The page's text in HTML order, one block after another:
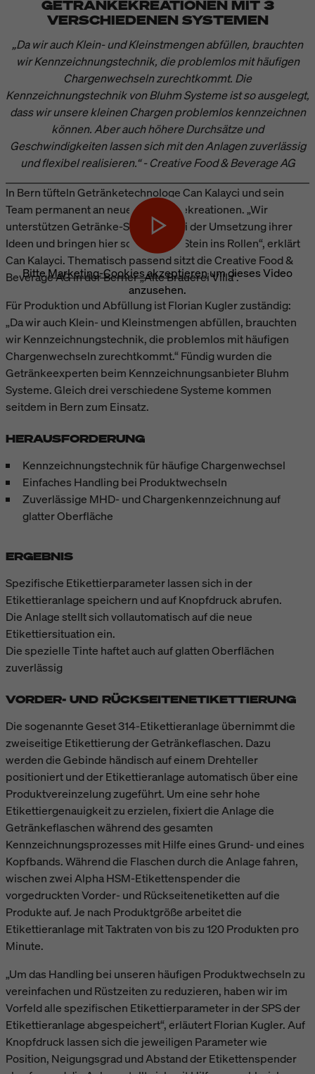
GETRÄNKEKREATIONEN MIT 3
VERSCHIEDENEN SYSTEMEN
„Da wir auch Klein- und Kleinstmengen abfüllen, brauchten
wir Kennzeichnungstechnik, die problemlos mit häufigen
Chargenwechseln zurechtkommt. Die
Kennzeichnungstechnik von Bluhm Systeme ist so ausgelegt,
dass wir unsere kleinen Chargen problemlos kennzeichnen
können. Aber auch höhere Durchsätze und
Geschwindigkeiten lassen sich mit den Anlagen zuverlässig
und flexibel realisieren.“ - Creative Food & Beverage AG
BitteMarketing-Cookies akzeptierenum dieses Video
anzusehen.
In Bern tüfteln Getränketechnologe Can Kalayci und sein
Team permanent an neuen Getränkekreationen. „Wir
unterstützen Getränke-Start-ups bei der Umsetzung ihrer
Ideen und bringen hier so manchen Stein ins Rollen“, erklärt
Can Kalayci. Thematisch passend sitzt die Creative Food &
Beverage AG in der Berner „Alte Brauerei Villa“.
Für Produktion und Abfüllung ist Florian Kugler zuständig:
„Da wir auch Klein- und Kleinstmengen abfüllen, brauchten
wir Kennzeichnungstechnik, die problemlos mit häufigen
Chargenwechseln zurechtkommt.“ Fündig wurden die
Getränkeexperten beim Kennzeichnungsanbieter Bluhm
Systeme. Gleich drei verschiedene Systeme kommen
seitdem in Bern zum Einsatz.
HERAUSFORDERUNG
Kennzeichnungstechnik für häufige Chargenwechsel
Einfaches Handling bei Produktwechseln
Zuverlässige MHD- und Chargenkennzeichnung auf
glatter Oberfläche
ERGEBNIS
Spezifische Etikettierparameter lassen sich in der
Etikettieranlage speichern und auf Knopfdruck abrufen.
Die Anlage stellt sich vollautomatisch auf die neue
Etikettiersituation ein.
Die spezielle Tinte haftet auch auf glatten Oberflächen
zuverlässig
VORDER- UND RÜCKSEITENETIKETTIERUNG
Die sogenannte Geset 314-Etikettieranlage übernimmt die
zweiseitige Etikettierung der Getränkeflaschen. Dazu
werden die Gebinde händisch auf einem Drehteller
positioniert und der Etikettieranlage automatisch über eine
Produktvereinzelung zugeführt. Um eine sehr hohe
Etikettiergenauigkeit zu erzielen, fixiert die Anlage die
Getränkeflaschen während des gesamten
Kennzeichnungsprozesses mit Hilfe eines Grund- und eines
Kopfbands. Während die Flaschen durch die Anlage fahren,
wischen zwei Alpha HSM-Etikettenspender die
vorgedruckten Vorder- und Rückseitenetiketten auf die
Produkte auf. Je nach Produktgröße arbeitet die
Etikettieranlage mit Taktraten von bis zu 120 Produkten pro
Minute.
„Um das Handling bei unseren häufigen Produktwechseln zu
vereinfachen und Rüstzeiten zu reduzieren, haben wir im
Vorfeld alle spezifischen Etikettierparameter in der SPS der
Etikettieranlage abgespeichert“, erläutert Florian Kugler. Auf
Knopfdruck lassen sich die jeweiligen Parameter wie
Position, Neigungsgrad und Abstand der Etikettenspender